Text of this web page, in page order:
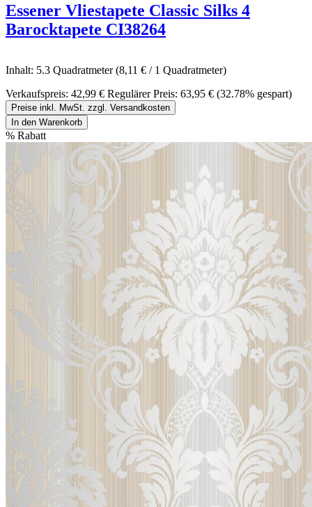
Essener Vliestapete Classic Silks 4
Barocktapete CI38264
Inhalt: 5.3 Quadratmeter(8,11 € / 1 Quadratmeter)
Verkaufspreis: 42,99 € Regulärer Preis: 63,95 € (32.78% gespart)
Preise inkl. MwSt. zzgl. Versandkosten
In den Warenkorb
% Rabatt